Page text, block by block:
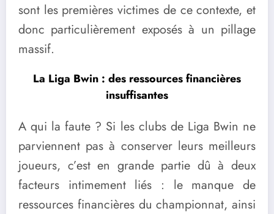
sont les premières victimes de ce contexte, et
donc particulièrement exposés à un pillage
massif.
La Liga Bwin : des ressources financières
insuffisantes
A qui la faute ? Si les clubs de Liga Bwin ne
parviennent pas à conserver leurs meilleurs
joueurs, c’est en grande partie dû à deux
facteurs intimement liés : le manque de
ressources financières du championnat, ainsi